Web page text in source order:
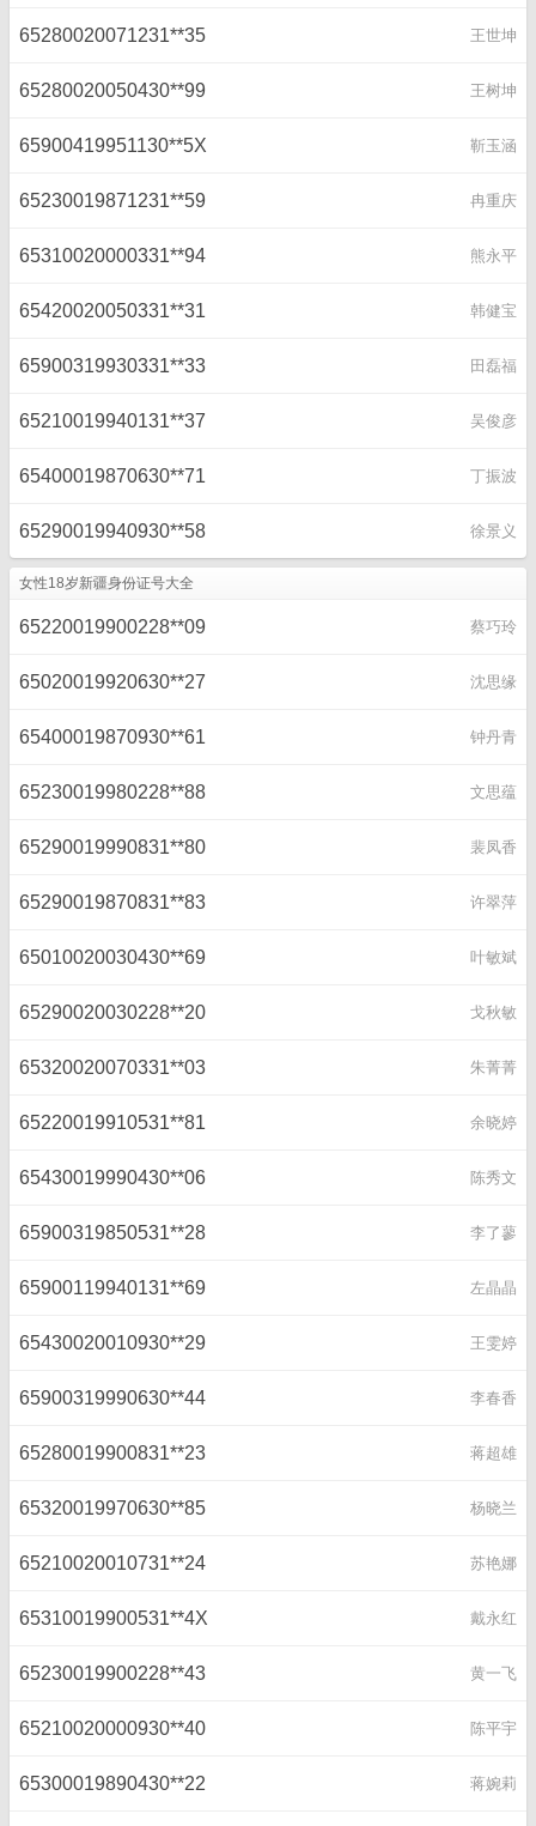
65280020071231**35 王世坤
65280020050430**99 王树坤
65900419951130**5X 靳玉涵
65230019871231**59 冉重庆
65310020000331**94 熊永平
65420020050331**31 韩健宝
65900319930331**33 田磊福
65210019940131**37 吴俊彦
65400019870630**71 丁振波
65290019940930**58 徐景义
女性18岁新疆身份证号大全
65220019900228**09 蔡巧玲
65020019920630**27 沈思缘
65400019870930**61 钟丹青
65230019980228**88 文思蕴
65290019990831**80 裴凤香
65290019870831**83 许翠萍
65010020030430**69 叶敏斌
65290020030228**20 戈秋敏
65320020070331**03 朱菁菁
65220019910531**81 余晓婷
65430019990430**06 陈秀文
65900319850531**28 李了蓼
65900119940131**69 左晶晶
65430020010930**29 王雯婷
65900319990630**44 李春香
65280019900831**23 蒋超雄
65320019970630**85 杨晓兰
65210020010731**24 苏艳娜
65310019900531**4X 戴永红
65230019900228**43 黄一飞
65210020000930**40 陈平宇
65300019890430**22 蒋婉莉